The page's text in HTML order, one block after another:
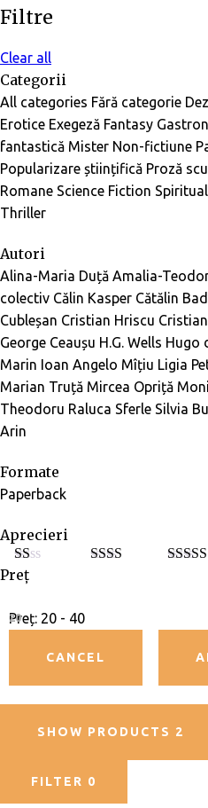
Filtre
Clear all
Categorii
All categories Fără categorie
Erotice Exegeză Fantasy
fantastică Mister Non-fictiune
Popularizare științifică Proză
Romane Science Fiction
Thriller
Autori
Alina-Maria Duță Amalia-
colectiv Călin Kasper Cătălin
Cubleșan Cristian Hriscu
George Ceaușu H.G. Wells Hugo
Marin Ioan Angelo Mîțiu Ligia
Marian Truță Mircea Opriță
Theodoru Raluca Sferle Silvia
Arin
Formate
Paperback
Aprecieri
E
va
at
la
5
Preț
20
Preț: 20 - 40
SHOW PRODUCTS 2
FILTER 0